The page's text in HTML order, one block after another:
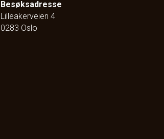
Besøksadresse
Lilleakerveien 4
0283 Oslo